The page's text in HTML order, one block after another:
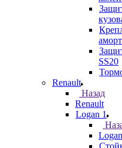
SS20
Renault
Назад
Renault
Logan 1